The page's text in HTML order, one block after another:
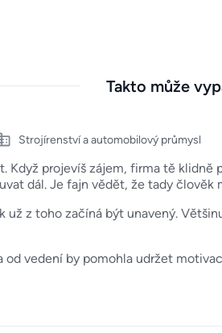
Takto může
Strojírenství a automobilový průmysl
Když projevíš zájem, firma tě
dál. Je fajn vědět, že tady člověk
už z toho začíná být unavený.
od vedení by pomohla udržet